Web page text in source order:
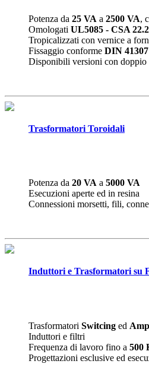
Potenza da 25 VA a 2500 VA,
Omologati UL5085 - CSA
Tropicalizzati con vernice a
Fissaggio conforme DIN 41307
Disponibili versioni con doppio
Trasformatori Toroidali
Potenza da 20 VA a 5000 VA
Esecuzioni aperte ed in resina
Connessioni morsetti, fili,
Induttori e Trasformatori su
Trasformatori Switcing ed
Induttori e filtri
Frequenza di lavoro fino a 500
Progettazioni esclusive ed